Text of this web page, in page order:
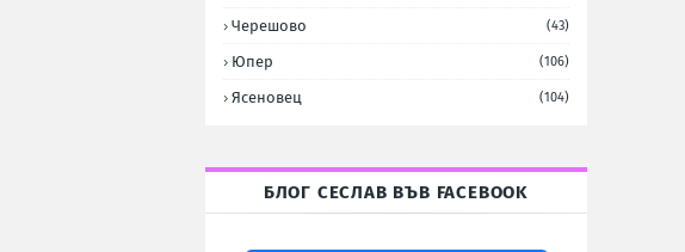
Черешово (43)
Юпер (106)
Ясеновец (104)
БЛОГ СЕСЛАВ ВЪВ FACEBOOK